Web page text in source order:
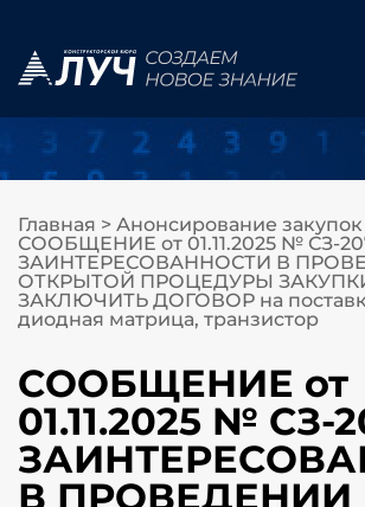
Главная > Анонсирование закупок
СООБЩЕНИЕ от 01.11.2025 № СЗ-
ЗАИНТЕРЕСОВАННОСТИ В
ОТКРЫТОЙ ПРОЦЕДУРЫ
ЗАКЛЮЧИТЬ ДОГОВОР на
диодная матрица, транзистор
СООБЩЕНИЕ от
01.11.2025 № СЗ-
В ПРОВЕДЕНИИ